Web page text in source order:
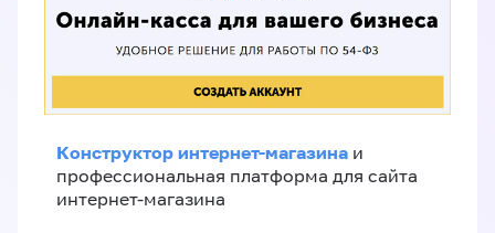
Конструктор интернет-магазина и
профессиональная платформа для сайта
интернет-магазина